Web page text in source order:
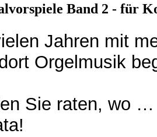
Band 2 - für
Jahren mit
Orgelmusik
Sie raten, wo